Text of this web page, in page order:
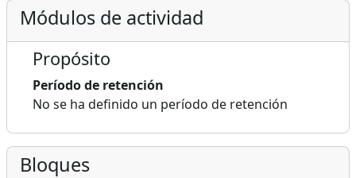
Módulos de actividad
Propósito
Período de retención
No se ha definido un período de retención
Bloques